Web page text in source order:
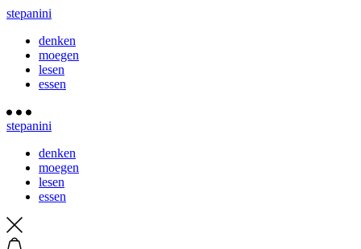
stepanini
denken
moegen
lesen
essen
stepanini
denken
moegen
lesen
essen